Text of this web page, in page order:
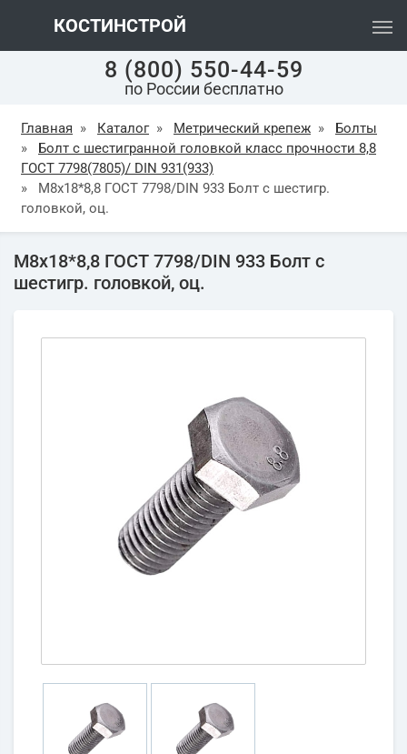
КОСТИНСТРОЙ
8 (800) 550-44-59
по России бесплатно
Главная » Каталог » Метрический крепеж »
Болты
»
Болт с шестигранной головкой класс прочности 8,8
ГОСТ 7798(7805)/ DIN 931(933)
»
М8х18*8,8 ГОСТ 7798/DIN 933 Болт с шестигр.
головкой, оц.
М8х18*8,8 ГОСТ 7798/DIN 933 Болт с
шестигр. головкой, оц.